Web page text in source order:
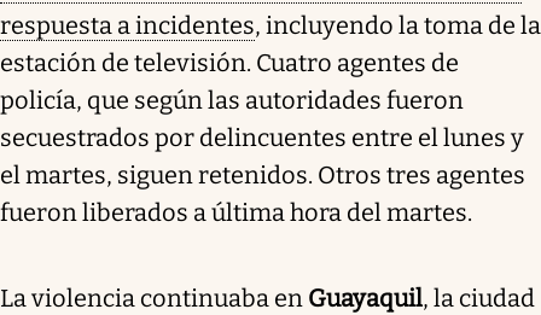
respuesta a incidentes, incluyendo la toma de la
estación de televisión. Cuatro agentes de
policía, que según las autoridades fueron
secuestrados por delincuentes entre el lunes y
el martes, siguen retenidos. Otros tres agentes
fueron liberados a última hora del martes.
La violencia continuaba en Guayaquil, la ciudad